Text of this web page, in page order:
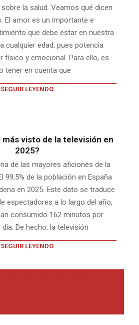
la salud. Veamos qué dicen
El amor es un importante e
que debe estar en nuestra
cualquier edad; pues potencia
físico y emocional. Para ello, es
tener en cuenta que
SEGUIR LEYENDO
más visto de la televisión en
2025?
de las mayores aficiones de la
99,5% de la población en España
en 2025. Este dato se traduce
espectadores a lo largo del año,
consumido 162 minutos por
De hecho, la televisión
SEGUIR LEYENDO